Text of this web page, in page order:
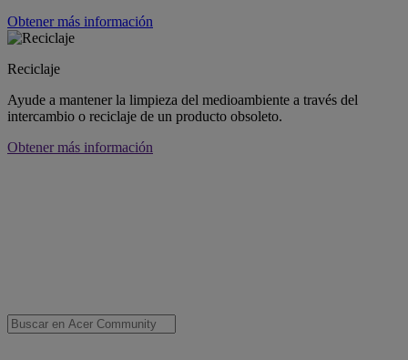
Obtener más información
Reciclaje
Ayude a mantener la limpieza del medioambiente a través del
intercambio o reciclaje de un producto obsoleto.
Obtener más información